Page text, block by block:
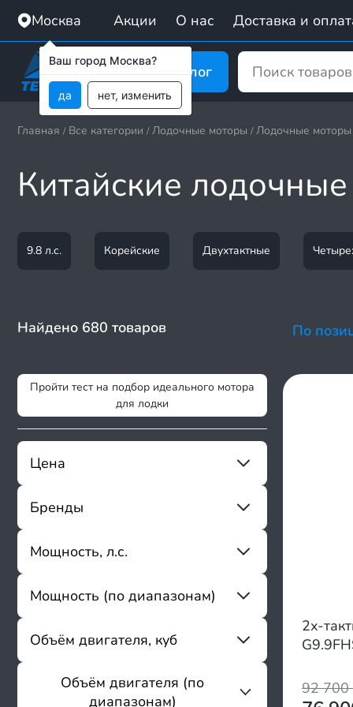
Москва Акции О нас Доставка и
Каталог
Главная / Все категории / Лодочные моторы / Лодочные моторы
Китайские
9.8 л.с. Корейские Двухтактные
Найдено 680 товаров По
Пройти тест на подбор идеального мотора
для лодки
Цена
От
Бренды
Mikatsu
Magnum Pro
Allfa
Avantis
Bossland
Breeze
Мощность, л.с.
От До
Мощность (по диапазонам)
до 3.9
7 - 9.8
9.9 - 20
Объём двигателя, куб
До
Объём двигателя (по
диапазонам)
2х-
92 700
Ваш город Москва?
да нет, изменить